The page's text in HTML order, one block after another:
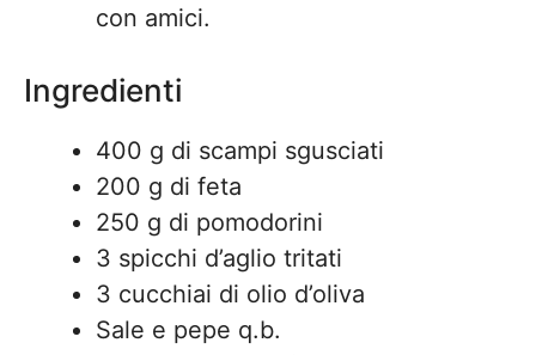
con amici.
Ingredienti
400 g di scampi sgusciati
200 g di feta
250 g di pomodorini
3 spicchi d’aglio tritati
3 cucchiai di olio d’oliva
Sale e pepe q.b.